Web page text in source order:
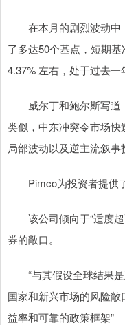
在本月的剧烈波动中
了多达50个基点，短期
4.37% 左右，处于过去一
威尔丁和鲍尔斯写道
类似，中东冲突令市场
局部波动以及逆主流叙事
Pimco为投资者提供了
该公司倾向于“适度超
券的敞口。
“与其假设全球结果是
国家和新兴市场的风险
益率和可靠的政策框架”